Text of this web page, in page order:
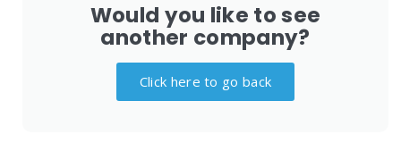
Would you like to see
another company?
Click here to go back